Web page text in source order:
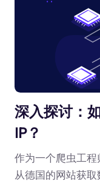
深入探讨：
IP？
作为一个爬虫工
从德国的网站获取